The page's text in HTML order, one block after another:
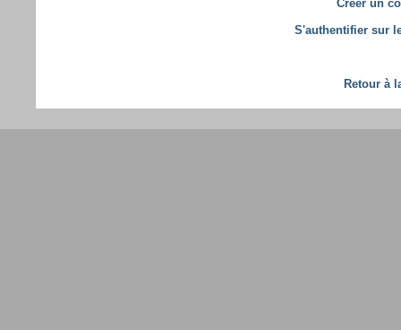
Créer un
S'authentifier sur
Retour à